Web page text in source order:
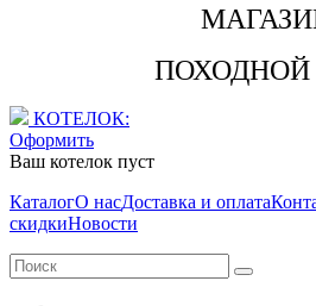
КОТЕЛОК:
Оформить
Ваш котелок пуст
КаталогО насДоставка и оплата
скидкиНовости